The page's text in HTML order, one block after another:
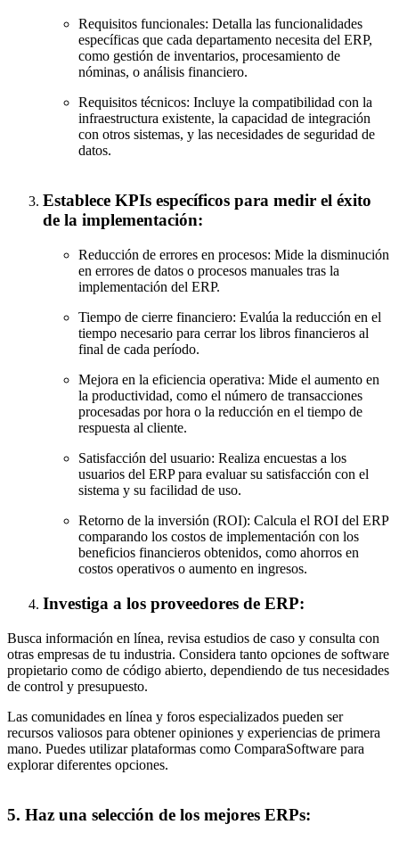
Requisitos funcionales: Detalla las funcionalidades
específicas que cada departamento necesita del ERP,
como gestión de inventarios, procesamiento de
nóminas, o análisis financiero.
Requisitos técnicos: Incluye la compatibilidad con la
infraestructura existente, la capacidad de integración
con otros sistemas, y las necesidades de seguridad de
datos.
Establece KPIs específicos para medir el éxito
de la implementación:
Reducción de errores en procesos: Mide la disminución
en errores de datos o procesos manuales tras la
implementación del ERP.
Tiempo de cierre financiero: Evalúa la reducción en el
tiempo necesario para cerrar los libros financieros al
final de cada período.
Mejora en la eficiencia operativa: Mide el aumento en
la productividad, como el número de transacciones
procesadas por hora o la reducción en el tiempo de
respuesta al cliente.
Satisfacción del usuario: Realiza encuestas a los
usuarios del ERP para evaluar su satisfacción con el
sistema y su facilidad de uso.
Retorno de la inversión (ROI): Calcula el ROI del ERP
comparando los costos de implementación con los
beneficios financieros obtenidos, como ahorros en
costos operativos o aumento en ingresos.
Investiga a los proveedores de ERP:
Busca información en línea, revisa estudios de caso y consulta con
otras empresas de tu industria. Considera tanto opciones de software
propietario como de código abierto, dependiendo de tus necesidades
de control y presupuesto.
Las comunidades en línea y foros especializados pueden ser
recursos valiosos para obtener opiniones y experiencias de primera
mano. Puedes utilizar plataformas como ComparaSoftware para
explorar diferentes opciones.
5. Haz una selección de los mejores ERPs: